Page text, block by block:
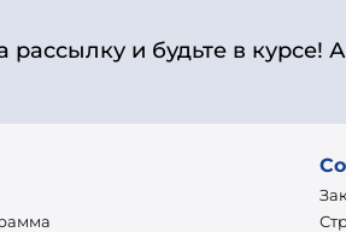
рассылку и будьте в курсе!